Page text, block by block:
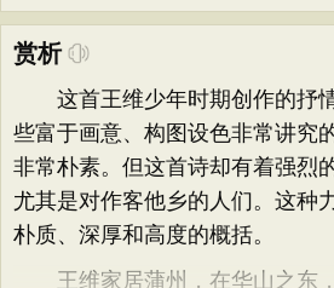
赏析
这首王维少年时期创作的抒
些富于画意、构图设色非常讲究
非常朴素。但这首诗却有着强烈
尤其是对作客他乡的人们。这种
朴质、深厚和高度的概括。
王维家居蒲州，在华山之东，